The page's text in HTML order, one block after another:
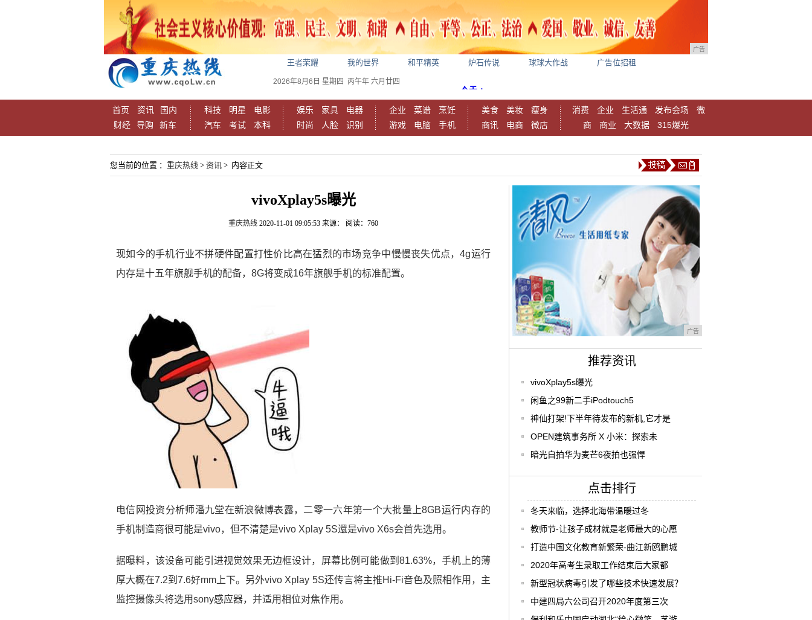
广告
王者荣耀 我的世界 和平精英 炉石传说 球球大作战 广告位招租
2026年8月6日 星期四 丙午年 六月廿四
首页 资讯
国内
财经
导购 新车
科技 明星
电影
汽车
考试 本科
娱乐 家具
电器
时尚
人脸 识别
企业 菜谱
烹饪
游戏
电脑 手机
美食 美妆
瘦身
商讯
电商 微店
消费 企业 生活通 发布会场
微
商
商业 大数据 315爆光
您当前的位置 ： 重庆热线 > 资讯 > 内容正文
vivoXplay5s曝光
重庆热线 2020-11-01 09:05:53 来源： 阅读：760
现如今的手机行业不拼硬件配置打性价比高在猛烈的市场竞争中慢慢丧失优点，4g运行
内存是十五年旗舰手机的配备，8G将变成16年旗舰手机的标准配置。
电信网投资分析师潘九堂在新浪微博表露，二零一六年第一个大批量上8GB运行内存的
手机制造商很可能是vivo，但不清楚是vivo Xplay 5S還是vivo X6s会首先选用。
据曝料，该设备可能引进视觉效果无边框设计，屏幕比例可能做到81.63%，手机上的薄
厚大概在7.2到7.6好mm上下。另外vivo Xplay 5S还传言将主推Hi-Fi音色及照相作用，主
监控摄像头将选用sony感应器，并适用相位对焦作用。
广告
推荐资讯
vivoXplay5s曝光
闲鱼之99新二手iPodtouch5
神仙打架!下半年待发布的新机,它才是
OPEN建筑事务所 X 小米：探索未
暗光自拍华为麦芒6夜拍也强悍
点击排行
冬天来临，选择北海带温暖过冬
教师节-让孩子成材就是老师最大的心愿
打造中国文化教育新繁荣-曲江新鸥鹏城
2020年高考生录取工作结束后大家都
新型冠状病毒引发了哪些技术快速发展？
中建四局六公司召开2020年度第三次